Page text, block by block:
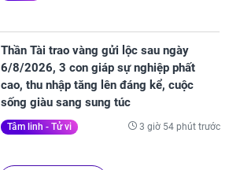
Thần Tài trao vàng gửi lộc sau ngày
6/8/2026, 3 con giáp sự nghiệp phất
cao, thu nhập tăng lên đáng kể, cuộc
sống giàu sang sung túc
Tâm linh - Tử vi 3 giờ 54 phút trước